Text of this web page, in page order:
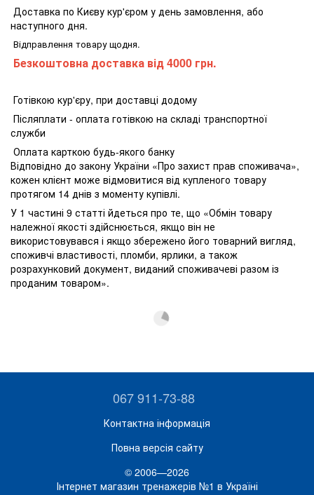
Доставка по Києву кур'єром у день замовлення, або
наступного дня.
Відправлення товару щодня.
Безкоштовна доставка від 4000 грн.
Готівкою кур'єру, при доставці додому
Післяплати - оплата готівкою на складі транспортної
служби
Оплата карткою будь-якого банку
Відповідно до закону України «Про захист прав споживача»,
кожен клієнт може відмовитися від купленого товару
протягом 14 днів з моменту купівлі.
У 1 частині 9 статті йдеться про те, що «Обмін товару
належної якості здійснюється, якщо він не
використовувався і якщо збережено його товарний вигляд,
споживчі властивості, пломби, ярлики, а також
розрахунковий документ, виданий споживачеві разом із
проданим товаром».
067 911-73-88
Контактна інформація
Повна версія сайту
© 2006—2026
Інтернет магазин тренажерів №1 в Україні